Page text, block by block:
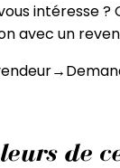
intéresse ?
avec un
→
de